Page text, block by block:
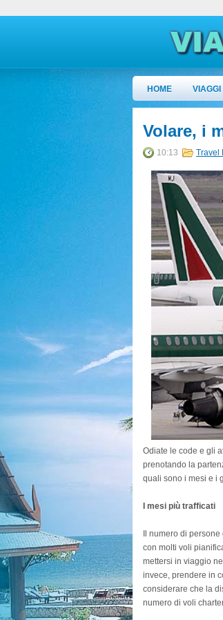
HOME VIAGGI
Volare, i
10:13 Travel
Odiate le code e gli
prenotando la
quali sono i mesi e i
I mesi più trafficati
Il numero di
con molti voli
mettersi in viaggio
invece, prendere in
considerare che la
numero di voli